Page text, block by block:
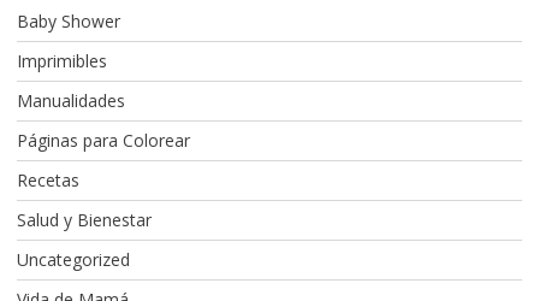
Baby Shower
Imprimibles
Manualidades
Páginas para Colorear
Recetas
Salud y Bienestar
Uncategorized